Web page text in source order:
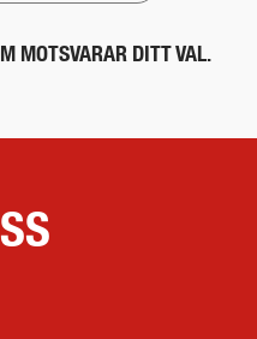
MOTSVARAR DITT VAL.